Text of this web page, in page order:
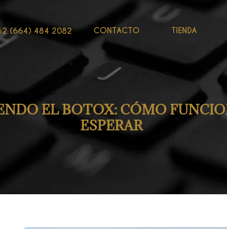
(664) 484 2082 CONTACTO TIENDA
EL BOTOX: CÓMO
ESPERAR